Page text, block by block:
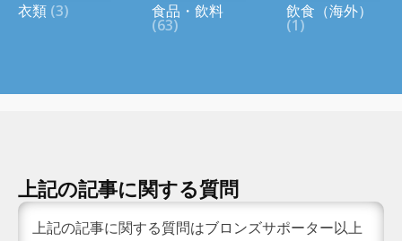
衣類 (3) 食品・飲料
(63)
飲食（海外）
(1)
上記の記事に関する質問
上記の記事に関する質問はブロンズサポーター以上